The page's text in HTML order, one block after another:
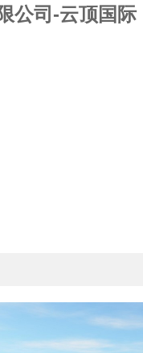
公司-云顶国际